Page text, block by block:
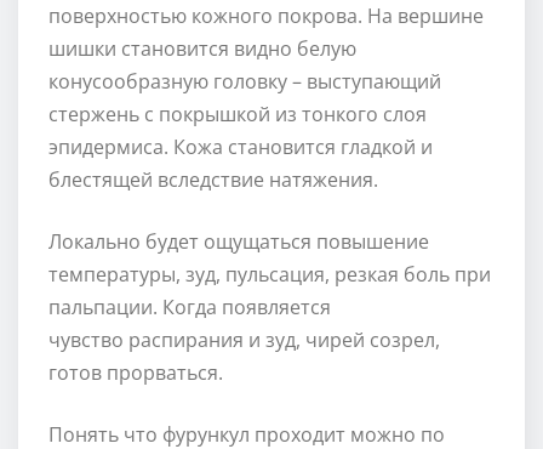
поверхностью кожного покрова. На вершине
шишки становится видно белую
конусообразную головку – выступающий
стержень с покрышкой из тонкого слоя
эпидермиса. Кожа становится гладкой и
блестящей вследствие натяжения.
Локально будет ощущаться повышение
температуры, зуд, пульсация, резкая боль при
пальпации. Когда появляется
чувство распирания и зуд, чирей созрел,
готов прорваться.
Понять что фурункул проходит можно по